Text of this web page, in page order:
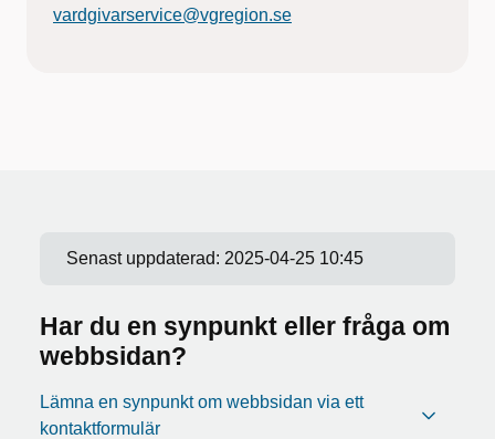
vardgivarservice@vgregion.se
Senast uppdaterad: 2025-04-25 10:45
Har du en synpunkt eller fråga om
webbsidan?
Lämna en synpunkt om webbsidan via ett
kontaktformulär